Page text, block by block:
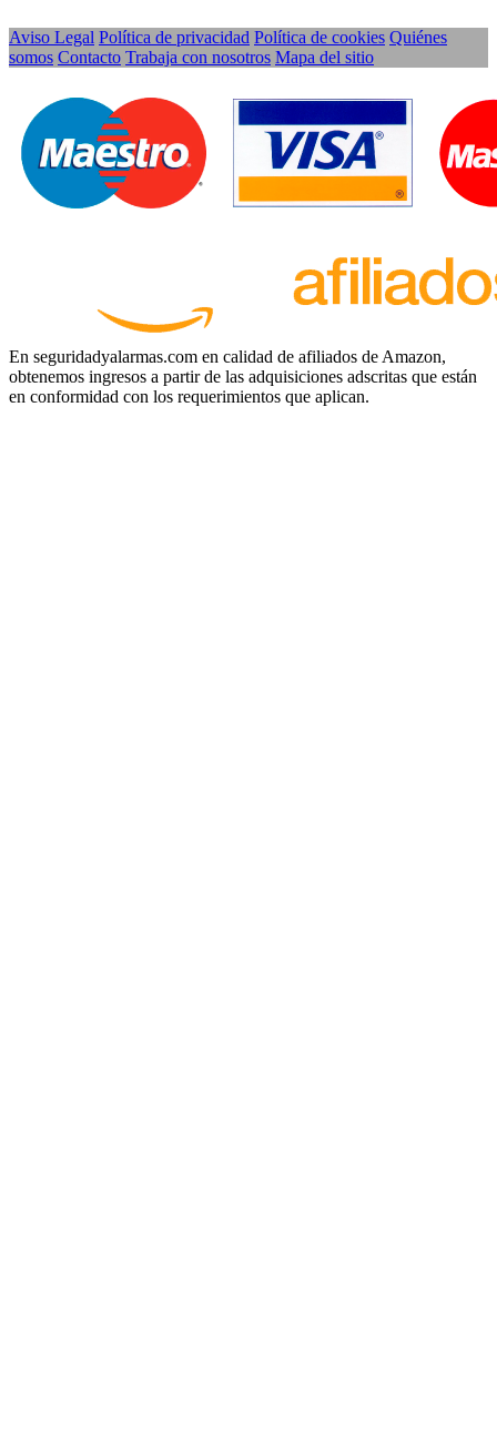
Aviso Legal Política de privacidad Política de cookies Quiénes
somos Contacto Trabaja con nosotros Mapa del sitio
En seguridadyalarmas.com en calidad de afiliados de Amazon,
obtenemos ingresos a partir de las adquisiciones adscritas que están
en conformidad con los requerimientos que aplican.